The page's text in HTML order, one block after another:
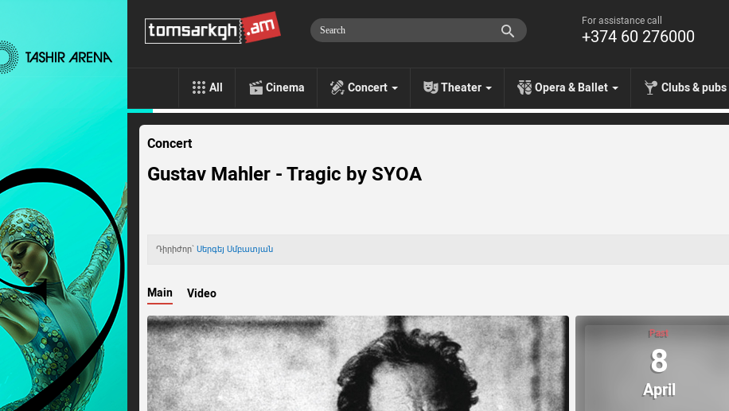
For assistance call
+374 60 276000
All Cinema Concert Theater Opera & Ballet Clubs & pubs
Concert
Gustav Mahler - Tragic by SYOA
Դիրիժոր` Սերգեյ Սմբատյան
Main Video
Past
8
April